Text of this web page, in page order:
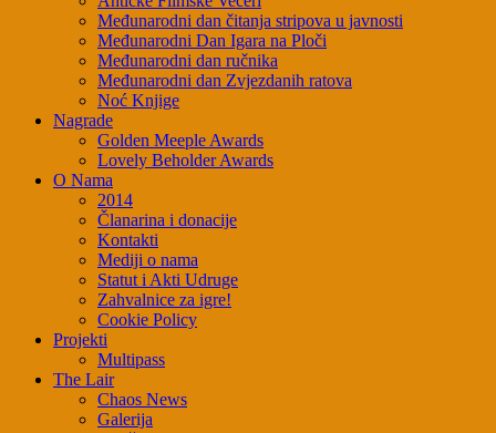
Međunarodni dan čitanja stripova u javnosti
Međunarodni Dan Igara na Ploči
Međunarodni dan ručnika
Međunarodni dan Zvjezdanih ratova
Noć Knjige
Nagrade
Golden Meeple Awards
Lovely Beholder Awards
O Nama
2014
Članarina i donacije
Kontakti
Mediji o nama
Statut i Akti Udruge
Zahvalnice za igre!
Cookie Policy
Projekti
Multipass
The Lair
Chaos News
Galerija